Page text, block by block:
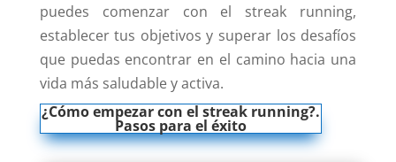
puedes comenzar con el streak running,
establecer tus objetivos y superar los desafíos
que puedas encontrar en el camino hacia una
vida más saludable y activa.
¿Cómo empezar con el streak running?.
Pasos para el éxito